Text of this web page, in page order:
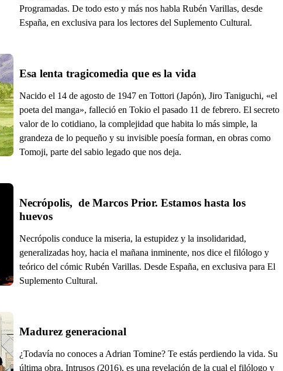
Programadas. De todo esto y más nos habla Rubén Varillas, desde
España, en exclusiva para los lectores del Suplemento Cultural.
Esa lenta tragicomedia que es la vida
Nacido el 14 de agosto de 1947 en Tottori (Japón), Jiro Taniguchi, «el
poeta del manga», falleció en Tokio el pasado 11 de febrero. El secreto
valor de lo cotidiano, la complejidad que habita lo más simple, la
grandeza de lo pequeño y su invisible poesía forman, en obras como
Tomoji, parte del sabio legado que nos deja.
Necrópolis,  de Marcos Prior. Estamos hasta los
huevos
Necrópolis conduce la miseria, la estupidez y la insolidaridad,
generalizadas hoy, hacia el mañana inminente, nos dice el filólogo y
teórico del cómic Rubén Varillas. Desde España, en exclusiva para El
Suplemento Cultural.
Madurez generacional
¿Todavía no conoces a Adrian Tomine? Te estás perdiendo la vida. Su
última obra, Intrusos (2016), es una revelación de la cual el filólogo y